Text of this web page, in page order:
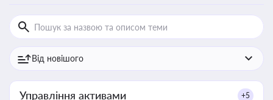
Управління активами +5